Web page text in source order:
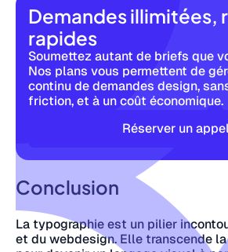
Demandes illimitées,
rapides
Soumettez autant de briefs que
Nos plans vous permettent de
continu de demandes design,
friction, et à un coût économique.
Réserver un
Conclusion
La typographie est un pilier
et du webdesign. Elle transcende